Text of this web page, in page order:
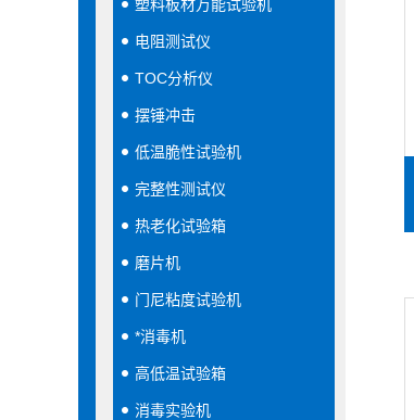
塑料板材万能试验机
电阻测试仪
TOC分析仪
摆锤冲击
低温脆性试验机
完整性测试仪
热老化试验箱
磨片机
门尼粘度试验机
*消毒机
高低温试验箱
消毒实验机